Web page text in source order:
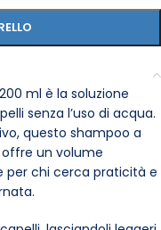
ml è la soluzione
senza l’uso di acqua.
questo shampoo a
un volume
chi cerca praticità e